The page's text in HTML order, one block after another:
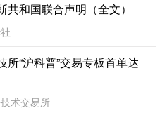
和国联合声明（全文）
“沪科普”交易专板首单达
术交易所